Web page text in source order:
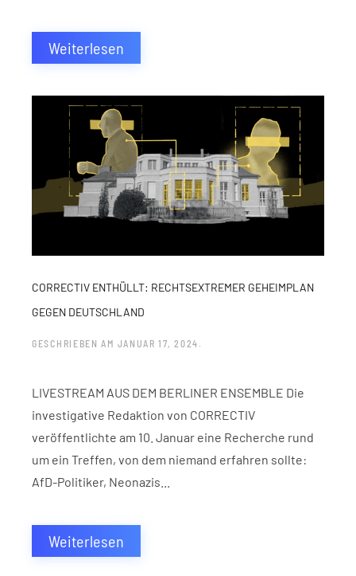
Weiterlesen
CORRECTIV ENTHÜLLT: RECHTSEXTREMER GEHEIMPLAN
GEGEN DEUTSCHLAND
GESCHRIEBEN AM JANUAR 17, 2024
LIVESTREAM AUS DEM BERLINER ENSEMBLE Die
investigative Redaktion von CORRECTIV
veröffentlichte am 10. Januar eine Recherche rund
um ein Treffen, von dem niemand erfahren sollte:
AfD-Politiker, Neonazis...
Weiterlesen